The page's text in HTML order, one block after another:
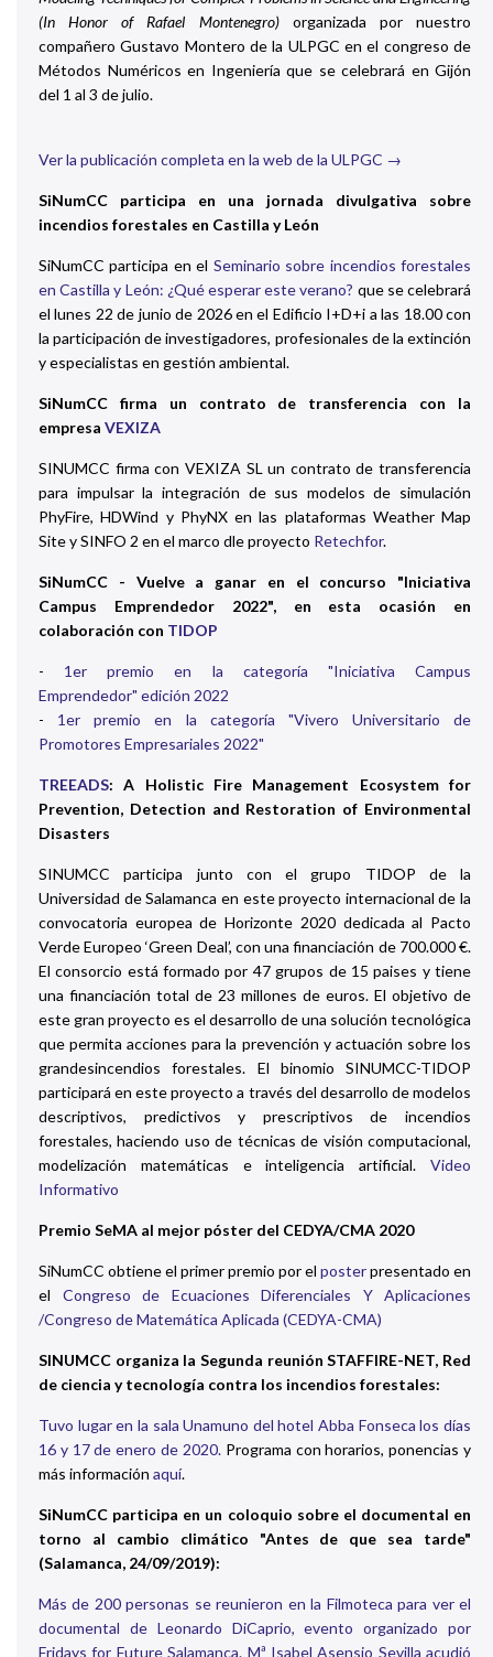
(In Honor of Rafael Montenegro)organizada por nuestro
compañero Gustavo Montero de la ULPGC en el congreso de
Métodos Numéricos en Ingeniería que se celebrará en Gijón
del 1 al 3 de julio.
Ver la publicación completa en la web de la ULPGC →
SiNumCC participa en una jornada divulgativa sobre
incendios forestales en Castilla y León
SiNumCC participa en el Seminario sobre incendios forestales
en Castilla y León: ¿Qué esperar este verano? que se celebrará
el lunes 22 de junio de 2026 en el Edificio I+D+i a las 18.00 con
la participación de investigadores, profesionales de la extinción
y especialistas en gestión ambiental.
SiNumCC firma un contrato de transferencia con la
empresa VEXIZA
SINUMCC firma con VEXIZA SL un contrato de transferencia
para impulsar la integración de sus modelos de simulación
PhyFire, HDWind y PhyNX en las plataformas Weather Map
Site y SINFO 2 en el marco dle proyecto Retechfor.
SiNumCC - Vuelve a ganar en el concurso "Iniciativa
Campus Emprendedor 2022", en esta ocasión en
colaboración con TIDOP
- 1er premio en la categoría "Iniciativa Campus
Emprendedor" edición 2022
- 1er premio en la categoría "Vivero Universitario de
Promotores Empresariales 2022"
TREEADS: A Holistic Fire Management Ecosystem for
Prevention, Detection and Restoration of Environmental
Disasters
SINUMCC participa junto con el grupo TIDOP de la
Universidad de Salamanca en este proyecto internacional de la
convocatoria europea de Horizonte 2020 dedicada al Pacto
Verde Europeo ‘Green Deal’, con una financiación de 700.000 €.
El consorcio está formado por 47 grupos de 15 paises y tiene
una financiación total de 23 millones de euros. El objetivo de
este gran proyecto es el desarrollo de una solución tecnológica
que permita acciones para la prevención y actuación sobre los
grandesincendios forestales. El binomio SINUMCC-TIDOP
participará en este proyecto a través del desarrollo de modelos
descriptivos, predictivos y prescriptivos de incendios
forestales, haciendo uso de técnicas de visión computacional,
modelización matemáticas e inteligencia artificial. Video
Informativo
Premio SeMA al mejor póster del CEDYA/CMA 2020
SiNumCC obtiene el primer premio por el posterpresentado en
el Congreso de Ecuaciones Diferenciales Y Aplicaciones
/Congreso de Matemática Aplicada (CEDYA-CMA)
SINUMCC organiza la Segunda reunión STAFFIRE-NET, Red
de ciencia y tecnología contra los incendios forestales:
Tuvo lugar en la sala Unamuno del hotel Abba Fonseca los días
16 y 17 de enero de 2020.Programa con horarios, ponencias y
más información aquí.
SiNumCC participa en un coloquio sobre el documental en
torno al cambio climático "Antes de que sea tarde"
(Salamanca, 24/09/2019):
Más de 200 personas se reunieron en la Filmoteca para ver el
documental de Leonardo DiCaprio, evento organizado por
Fridays for Future Salamanca. Mª Isabel Asensio Sevilla acudió